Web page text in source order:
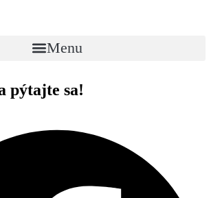
Menu
pýtajte sa!